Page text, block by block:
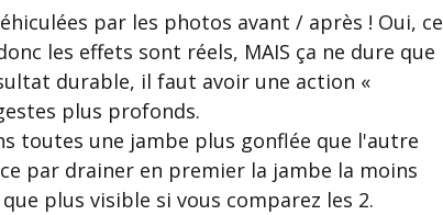
par les photos avant / après ! Oui, ce
les effets sont réels, MAIS ça ne dure que
durable, il faut avoir une action «
plus profonds.
toutes une jambe plus gonflée que l'autre
par drainer en premier la jambe la moins
plus visible si vous comparez les 2.